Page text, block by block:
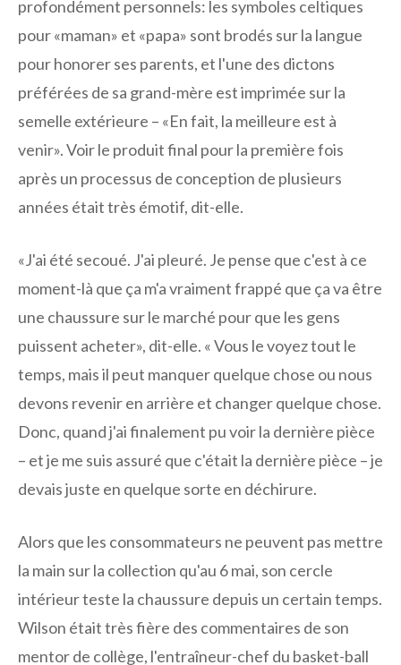
profondément personnels: les symboles celtiques
pour «maman» et «papa» sont brodés sur la langue
pour honorer ses parents, et l'une des dictons
préférées de sa grand-mère est imprimée sur la
semelle extérieure – «En fait, la meilleure est à
venir». Voir le produit final pour la première fois
après un processus de conception de plusieurs
années était très émotif, dit-elle.
«J'ai été secoué. J'ai pleuré. Je pense que c'est à ce
moment-là que ça m'a vraiment frappé que ça va être
une chaussure sur le marché pour que les gens
puissent acheter», dit-elle. « Vous le voyez tout le
temps, mais il peut manquer quelque chose ou nous
devons revenir en arrière et changer quelque chose.
Donc, quand j'ai finalement pu voir la dernière pièce
– et je me suis assuré que c'était la dernière pièce – je
devais juste en quelque sorte en déchirure.
Alors que les consommateurs ne peuvent pas mettre
la main sur la collection qu'au 6 mai, son cercle
intérieur teste la chaussure depuis un certain temps.
Wilson était très fière des commentaires de son
mentor de collège, l'entraîneur-chef du basket-ball